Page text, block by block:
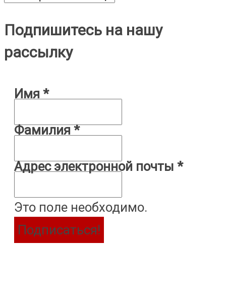
Подпишитесь на нашу
рассылку
Имя *
Фамилия*
Адрес электронной почты *
Это поле необходимо.